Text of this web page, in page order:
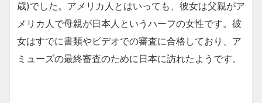
歳)でした。アメリカ人とはいっても、彼女は父親がア
メリカ人で母親が日本人というハーフの女性です。彼
女はすでに書類やビデオでの審査に合格しており、ア
ミューズの最終審査のために日本に訪れたようです。